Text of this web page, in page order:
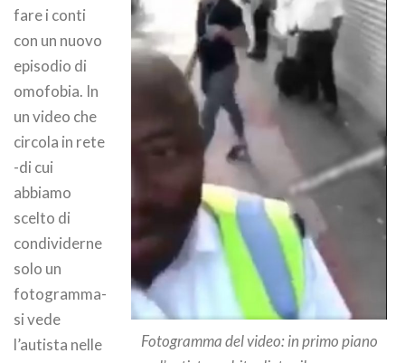
Fotogramma del video: in primo piano
fare i conti
con un nuovo
episodio di
omofobia. In
un video che
circola in rete
-di cui
abbiamo
scelto di
condividerne
solo un
fotogramma-
si vede
l’autista nelle